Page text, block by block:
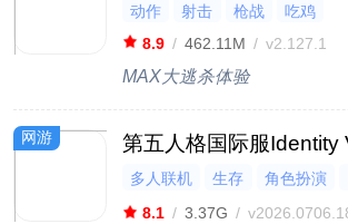
动作 射击 枪战
吃鸡
8.9 / 462.11M / v2.127.1
MAX大逃杀体验
网游 第五人格国际服Identity
多人联机 生存 角色扮演
策略
8.1 / 3.37G /